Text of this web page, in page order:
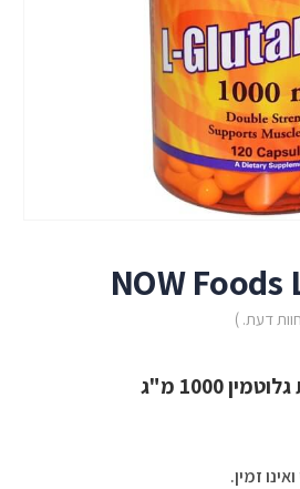
NOW
חוות דעת. )
1000 מ"ג
זמין.